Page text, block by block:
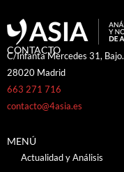
CONTACTO
C/Infanta Mercedes 31, Bajo.
28020 Madrid
663 271 716
contacto@4asia.es
MENÚ
Actualidad y Análisis